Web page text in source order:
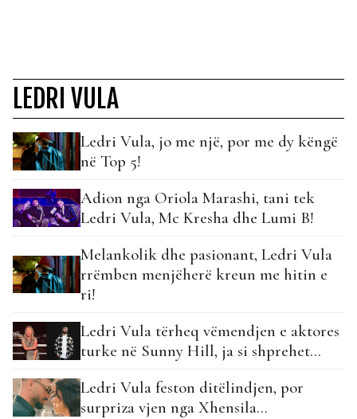
LEDRI VULA
Ledri Vula, jo me një, por me dy këngë
në Top 5!
Adion nga Oriola Marashi, tani tek
Ledri Vula, Mc Kresha dhe Lumi B!
Melankolik dhe pasionant, Ledri Vula
rrëmben menjëherë kreun me hitin e
ri!
Ledri Vula tërheq vëmendjen e aktores
turke në Sunny Hill, ja si shprehet…
Ledri Vula feston ditëlindjen, por
surpriza vjen nga Xhensila…